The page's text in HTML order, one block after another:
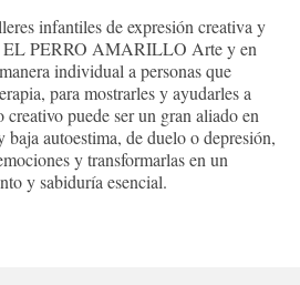
infantiles de expresión creativa y
EL PERRO AMARILLO Arte y en
individual a personas que
para mostrarles y ayudarles a
creativo puede ser un gran aliado en
autoestima, de duelo o depresión,
y transformarlas en un
y sabiduría esencial.